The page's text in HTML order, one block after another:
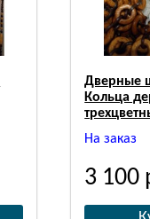
Дверные
Кольца
На заказ
3 100